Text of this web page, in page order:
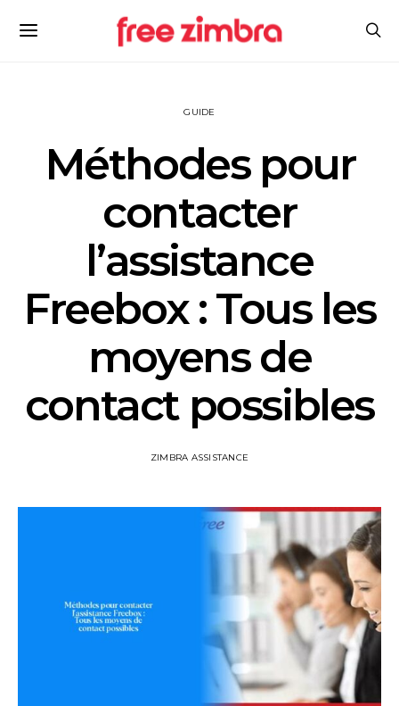
GUIDE
Méthodes pour
contacter
l’assistance
Freebox : Tous les
moyens de
contact possibles
ZIMBRA ASSISTANCE